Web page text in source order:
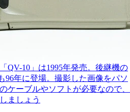
QV-10」は1995年発売。後継機の
96年に登場。撮影した画像をパソ
ケーブルやソフトが必要なので、
ましょう